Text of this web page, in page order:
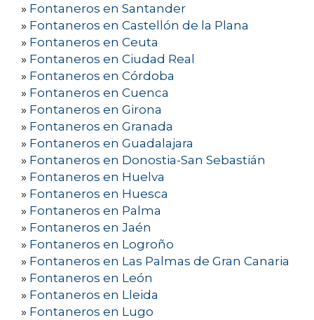
» Fontaneros en Santander
» Fontaneros en Castellón de la Plana
» Fontaneros en Ceuta
» Fontaneros en Ciudad Real
» Fontaneros en Córdoba
» Fontaneros en Cuenca
» Fontaneros en Girona
» Fontaneros en Granada
» Fontaneros en Guadalajara
» Fontaneros en Donostia-San Sebastián
» Fontaneros en Huelva
» Fontaneros en Huesca
» Fontaneros en Palma
» Fontaneros en Jaén
» Fontaneros en Logroño
» Fontaneros en Las Palmas de Gran Canaria
» Fontaneros en León
» Fontaneros en Lleida
» Fontaneros en Lugo